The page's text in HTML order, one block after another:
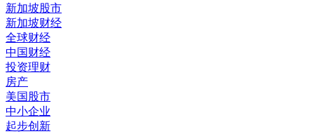
新加坡股市
新加坡财经
全球财经
中国财经
投资理财
房产
美国股市
中小企业
起步创新